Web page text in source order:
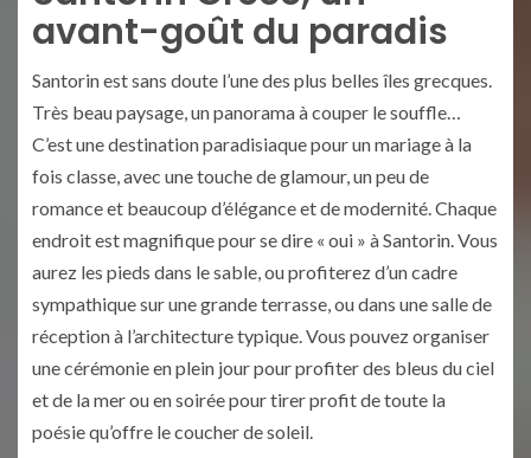
avant-goût du paradis
Santorin est sans doute l’une des plus belles îles grecques.
Très beau paysage, un panorama à couper le souffle…
C’est une destination paradisiaque pour un mariage à la
fois classe, avec une touche de glamour, un peu de
romance et beaucoup d’élégance et de modernité. Chaque
endroit est magnifique pour se dire « oui » à Santorin. Vous
aurez les pieds dans le sable, ou profiterez d’un cadre
sympathique sur une grande terrasse, ou dans une salle de
réception à l’architecture typique. Vous pouvez organiser
une cérémonie en plein jour pour profiter des bleus du ciel
et de la mer ou en soirée pour tirer profit de toute la
poésie qu’offre le coucher de soleil.